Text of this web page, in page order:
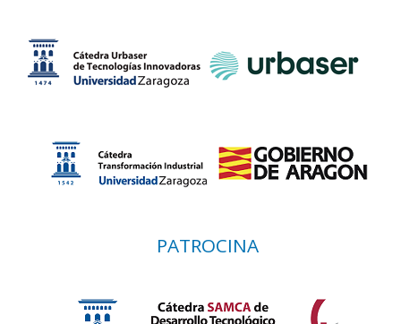
PATROCINA